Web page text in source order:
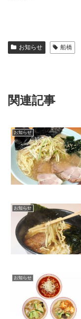
お知らせ 船橋
関連記事
お知らせ
お知らせ
お知らせ